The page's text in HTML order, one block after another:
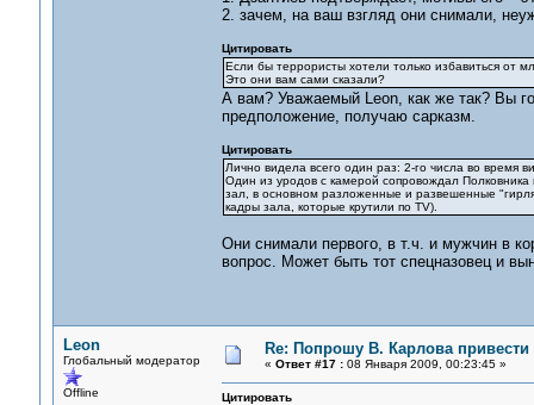
2. зачем, на ваш взгляд они снимали,
Цитировать
Если бы террористы хотели только избавиться от
Это они вам сами сказали?
А вам? Уважаемый Leon, как же так? Вы
предположение, получаю сарказм.
Цитировать
Лично видела всего один раз: 2-го числа во время
Один из уродов с камерой сопровождал
зал, в основном разложенные и развешенные
кадры зала, которые крутили по TV).
Они снимали первого, в т.ч. и мужчин в
вопрос. Может быть тот спецназовец и
Leon
Глобальный модератор
Offline
Re: Попрошу В. Карлова привести
« Ответ #17 :08 Января 2009, 00:23:45 »
Цитировать